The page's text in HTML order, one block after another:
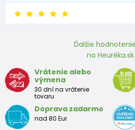
Ďalšie
na Heuréka.sk
Vrátenie alebo
výmena
30 dní na vrátenie
tovaru
Doprava zadarmo
nad 80 Eur